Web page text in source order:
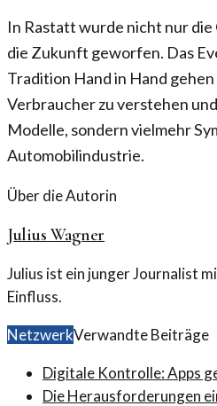
In Rastatt wurde nicht nur
die Zukunft geworfen. Das
Tradition Hand in Hand
Verbraucher zu verstehen
Modelle, sondern vielmehr
Automobilindustrie.
Über die Autorin
Julius Wagner
Julius ist ein junger Journalist
Einfluss.
NetzwerkVerwandte Beiträge
Digitale Kontrolle: Apps
Die Herausforderungen